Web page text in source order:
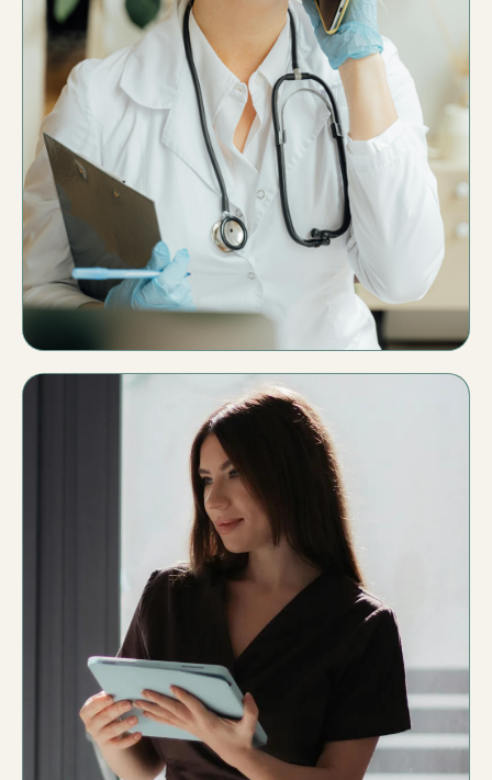
Comunicación y agenda
Agenda online integrada
Mensajes centralizados
Registro de contactos y pacientes
Seguimiento claro
Procesos claros
Menos carga mental